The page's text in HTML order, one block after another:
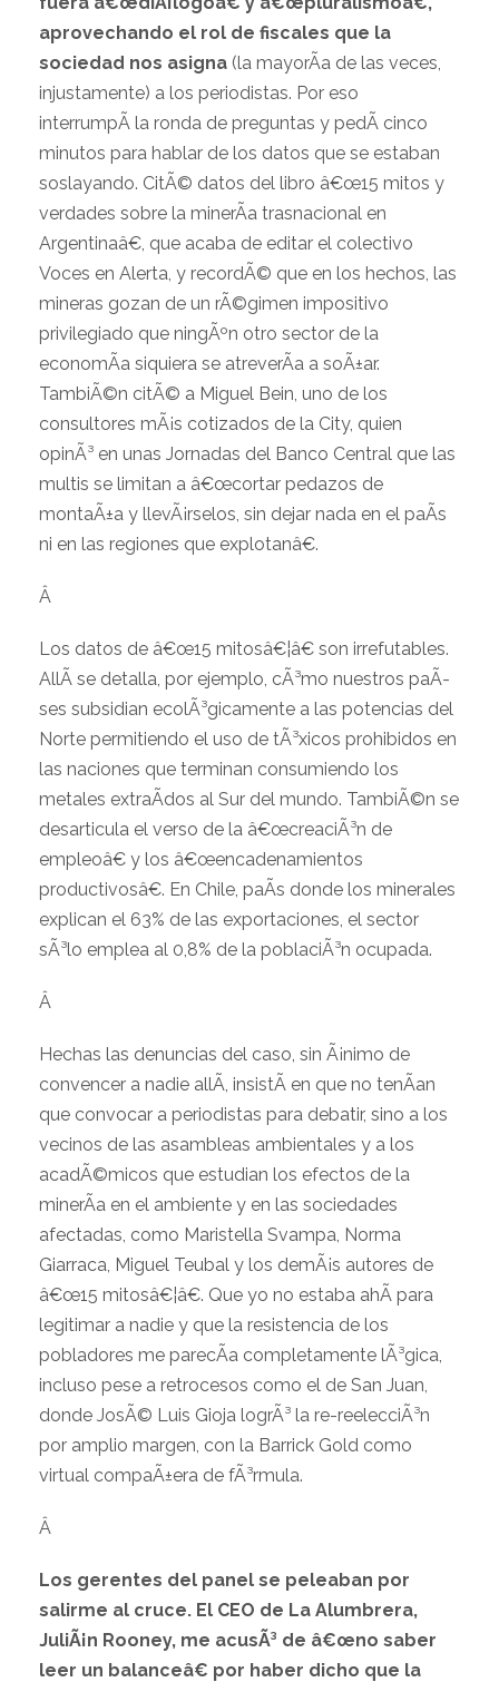
aprovechando el rol de fiscales que la
sociedad nos asigna (la mayorÃ­a de las veces,
injustamente) a los periodistas. Por eso
interrumpÃ­ la ronda de preguntas y pedÃ­ cinco
minutos para hablar de los datos que se estaban
soslayando. CitÃ© datos del libro â€œ15 mitos y
verdades sobre la minerÃ­a trasnacional en
Argentinaâ€, que acaba de editar el colectivo
Voces en Alerta, y recordÃ© que en los hechos, las
mineras gozan de un rÃ©gimen impositivo
privilegiado que ningÃºn otro sector de la
economÃ­a siquiera se atreverÃ­a a soÃ±ar.
TambiÃ©n citÃ© a Miguel Bein, uno de los
consultores mÃ¡s cotizados de la City, quien
opinÃ³ en unas Jornadas del Banco Central que las
multis se limitan a â€œcortar pedazos de
montaÃ±a y llevÃ¡rselos, sin dejar nada en el paÃ­s
ni en las regiones que explotanâ€.
Â
Los datos de â€œ15 mitosâ€¦â€ son irrefutables.
AllÃ­ se detalla, por ejemplo, cÃ³mo nuestros paÃ­
ses subsidian ecolÃ³gicamente a las potencias del
Norte permitiendo el uso de tÃ³xicos prohibidos en
las naciones que terminan consumiendo los
metales extraÃ­dos al Sur del mundo. TambiÃ©n se
desarticula el verso de la â€œcreaciÃ³n de
empleoâ€ y los â€œencadenamientos
productivosâ€. En Chile, paÃ­s donde los minerales
explican el 63% de las exportaciones, el sector
sÃ³lo emplea al 0,8% de la poblaciÃ³n ocupada.
Â
Hechas las denuncias del caso, sin Ã¡nimo de
convencer a nadie allÃ­, insistÃ­ en que no tenÃ­an
que convocar a periodistas para debatir, sino a los
vecinos de las asambleas ambientales y a los
acadÃ©micos que estudian los efectos de la
minerÃ­a en el ambiente y en las sociedades
afectadas, como Maristella Svampa, Norma
Giarraca, Miguel Teubal y los demÃ¡s autores de
â€œ15 mitosâ€¦â€. Que yo no estaba ahÃ­ para
legitimar a nadie y que la resistencia de los
pobladores me parecÃ­a completamente lÃ³gica,
incluso pese a retrocesos como el de San Juan,
donde JosÃ© Luis Gioja logrÃ³ la re-reelecciÃ³n
por amplio margen, con la Barrick Gold como
virtual compaÃ±era de fÃ³rmula.
Â
Los gerentes del panel se peleaban por
salirme al cruce. El CEO de La Alumbrera,
JuliÃ¡n Rooney, me acusÃ³ de â€œno saber
leer un balanceâ€ por haber dicho que la